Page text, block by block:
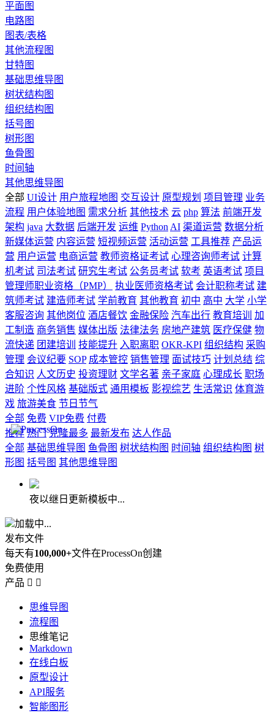
平面图
电路图
图表/表格
其他流程图
甘特图
基础思维导图
树状结构图
组织结构图
括号图
树形图
鱼骨图
时间轴
其他思维导图
全部 UI设计 用户旅程地图 交互设计 原型规划 项目管理 业务
流程 用户体验地图 需求分析 其他技术 云 php 算法 前端开发
架构 java 大数据 后端开发 运维 Python AI 渠道运营 数据分析
新媒体运营 内容运营 短视频运营 活动运营 工具推荐 产品运
营 用户运营 电商运营 教师资格证考试 心理咨询师考试 计算
机考试 司法考试 研究生考试 公务员考试 软考 英语考试 项目
管理师职业资格（PMP）
执业医师资格考试 会计职称考试 建
筑师考试 建造师考试 学前教育 其他教育 初中 高中 大学 小学
客服咨询 其他岗位 酒店餐饮 金融保险 汽车出行 教育培训
加
工制造 商务销售 媒体出版 法律法务 房地产建筑 医疗保健 物
流快递 团建培训 技能提升 入职离职 OKR-KPI 组织结构 采购
管理 会议纪要 SOP 成本管控 销售管理 面试技巧 计划总结 综
合知识 人文历史 投资理财 文学名著 亲子家庭 心理成长 职场
进阶 个性风格 基础版式 通用模板 影视综艺 生活常识 体育游
戏 旅游美食 节日节气
全部 免费 VIP免费 付费
推荐 热门 克隆最多 最新发布 达人作品
全部 基础思维导图 鱼骨图 树状结构图 时间轴 组织结构图 树
形图 括号图 其他思维导图
夜以继日更新模板中...
加载中...
发布文件
每天有100,000+文件在ProcessOn创建
免费使用
产品  
思维导图
流程图
思维笔记
Markdown
在线白板
原型设计
API服务
智能图形